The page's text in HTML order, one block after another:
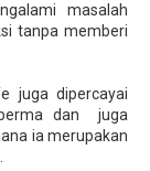
masalah
tanpa memberi
juga dipercayai
dan juga
ia merupakan